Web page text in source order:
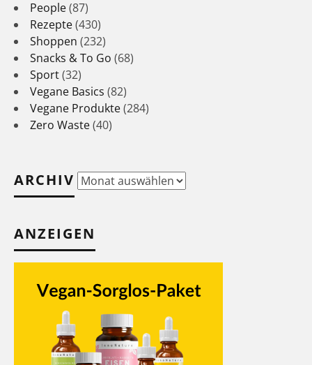
People(87)
Rezepte(430)
Shoppen (232)
Snacks & To Go (68)
Sport(32)
Vegane Basics (82)
Vegane Produkte(284)
Zero Waste(40)
ARCHIV Archiv
ANZEIGEN